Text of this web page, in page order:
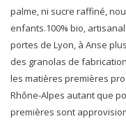
palme, ni sucre raffiné,
enfants.100% bio,
portes de Lyon, à Anse
des granolas de
les matières premières
Rhône-Alpes autant que
premières sont